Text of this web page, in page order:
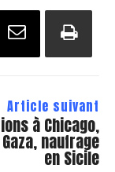
Article suivant
à Chicago,
naufrage
en Sicile